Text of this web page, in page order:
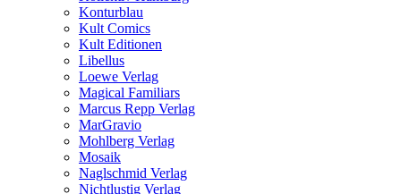
Konturblau
Kult Comics
Kult Editionen
Libellus
Loewe Verlag
Magical Familiars
Marcus Repp Verlag
MarGravio
Mohlberg Verlag
Mosaik
Naglschmid Verlag
Nichtlustig Verlag